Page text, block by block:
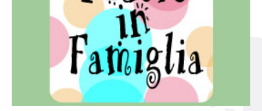
Teatro in famiglia
Teatro In Famiglia è una rassegna di teatro concepita
per far condividere e godere del teatro all’intera
famiglia.